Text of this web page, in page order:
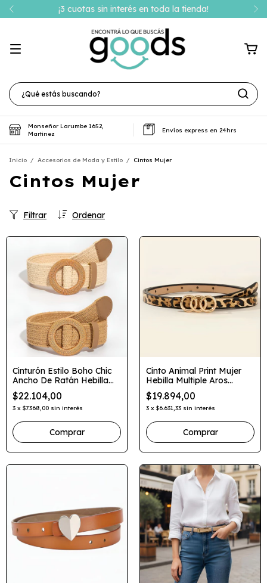
¡3 cuotas sin interés en toda la tienda!
Monseñor Larumbe 1652,
Martinez
Envíos express en 24hrs
Inicio / Accesorios de Moda y Estilo / Cintos Mujer
Cintos Mujer
Ordenar
Filtrar
Cinturón Estilo Boho Chic
Ancho De Ratán Hebilla
Circular
$22.104,00
3 x $7.368,00 sin interés
Comprar
Cinto Animal Print Mujer
Hebilla Multiple Aros
Dorados
$19.894,00
3 x $6.631,33 sin interés